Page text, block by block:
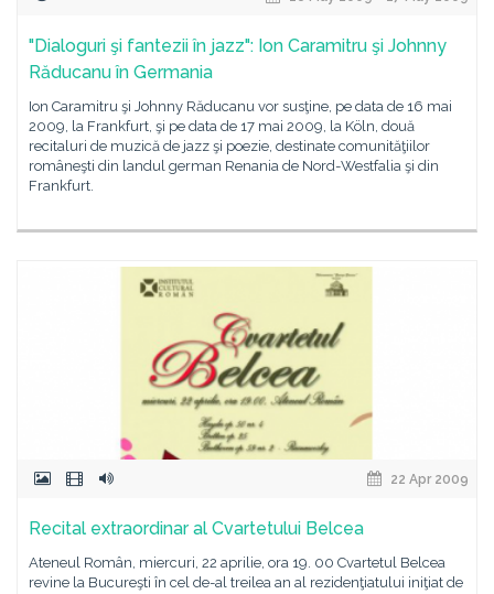
"Dialoguri şi fantezii în jazz": Ion Caramitru şi Johnny
Răducanu în Germania
Ion Caramitru şi Johnny Răducanu vor susţine, pe data de 16 mai
2009, la Frankfurt, şi pe data de 17 mai 2009, la Köln, două
recitaluri de muzică de jazz şi poezie, destinate comunităţiilor
româneşti din landul german Renania de Nord-Westfalia şi din
Frankfurt.
22 Apr 2009
Recital extraordinar al Cvartetului Belcea
Ateneul Român, miercuri, 22 aprilie, ora 19. 00 Cvartetul Belcea
revine la Bucureşti în cel de-al treilea an al rezidenţiatului iniţiat de